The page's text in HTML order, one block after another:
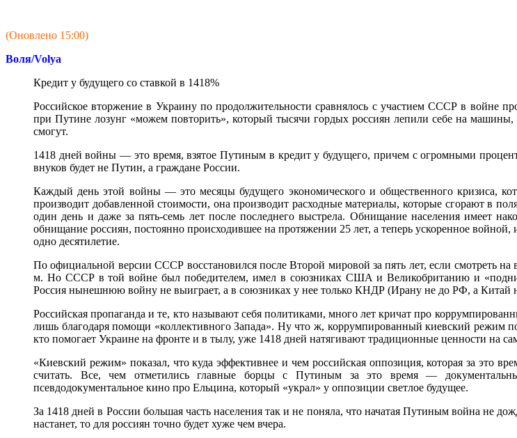
(Оновлено 15:00)
Воля/Volya
Кредит у будущего со ставкой в 1418%
Российское вторжение в Украину по продолжительности сравнялось с участием СССР в войне
при Путине лозунг «можем повторить», который тысячи гордых россиян лепили себе на
смогут.
1418 дней войны — это время, взятое Путиным в кредит у будущего, причем с огромными
внуков будет не Путин, а граждане России.
Каждый день этой войны — это месяцы будущего экономического и общественного кризиса,
производит добавленной стоимости, она производит расходные материалы, которые сгорают в
один день и даже за пять-семь лет после последнего выстрела. Обнищание населения имеет
обнищание россиян, постоянно происходившее на протяжении 25 лет, а теперь ускоренное
одно десятилетие.
По официальной версии СССР восстановился после Второй мировой за пять лет, если смотреть
м. Но СССР в той войне был победителем, имел в союзниках США и Великобританию и
Россия нынешнюю войну не выиграет, а в союзниках у нее только КНДР (Ирану не до РФ, а Китай
Российская пропаганда и те, кто называют себя политиками, много лет кричат про
лишь благодаря помощи «коллективного Запада». Ну что ж, коррумпированный киевский режим
кто помогает Украине на фронте и в тылу, уже 1418 дней натягивают традиционные ценности на
«Киевский режим» показал, что куда эффективнее и чем российская оппозиция, которая за это
считать. Все, чем отметились главные борцы с Путиным за это время —
псевдодокументальное кино про Ельцина, который «украл» у оппозиции светлое будущее.
За 1418 дней в России большая часть населения так и не поняла, что начатая Путиным война не
настанет, то для россиян точно будет хуже чем вчера.